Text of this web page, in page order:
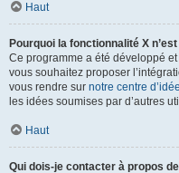
Haut
Pourquoi la fonctionnalité X
Ce programme a été développé
vous souhaitez proposer
vous rendre sur notre centre
les idées soumises par d’autres
Haut
Qui dois-je contacter à propos